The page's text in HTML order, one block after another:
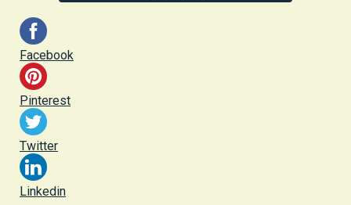
Facebook
Pinterest
Twitter
Linkedin